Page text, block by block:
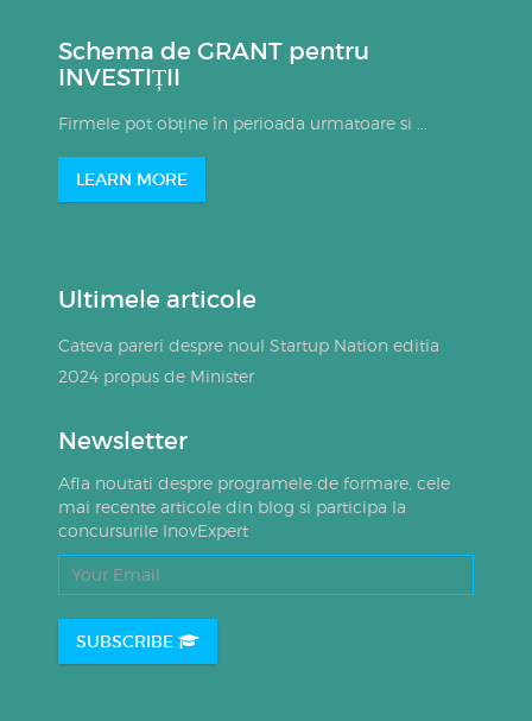
Schema de GRANT pentru
INVESTIȚII
Firmele pot obține în perioada urmatoare si ...
LEARN MORE
Ultimele articole
Cateva pareri despre noul Startup Nation editia
2024 propus de Minister
Newsletter
Afla noutati despre programele de formare, cele
mai recente articole din blog si participa la
concursurile InovExpert
SUBSCRIBE